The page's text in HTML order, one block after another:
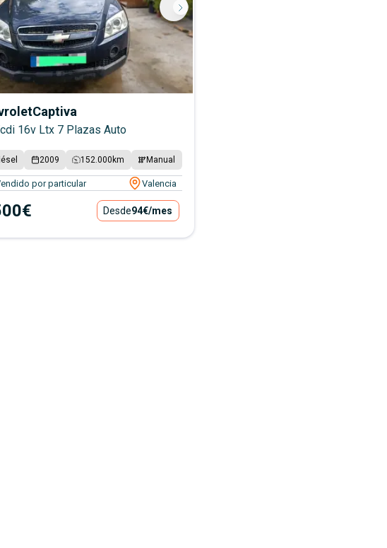
Captiva
16v Ltx 7 Plazas Auto
2009 152.000 km Manual
por particular Valencia
Desde94€/mes